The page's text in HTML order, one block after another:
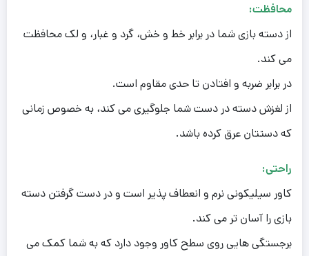
محافظت:
از دسته بازی شما در برابر خط و خش، گرد و غبار، و لک محافظت
می کند.
در برابر ضربه و افتادن تا حدی مقاوم است.
از لغزش دسته در دست شما جلوگیری می کند، به خصوص زمانی
که دستتان عرق کرده باشد.
راحتی:
کاور سیلیکونی نرم و انعطاف پذیر است و در دست گرفتن دسته
بازی را آسان تر می کند.
برجستگی هایی روی سطح کاور وجود دارد که به شما کمک می